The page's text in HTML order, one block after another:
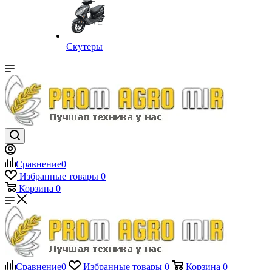
Скутеры
Сравнение0
Избранные товары 0
Корзина 0
Сравнение0 Избранные товары 0 Корзина 0